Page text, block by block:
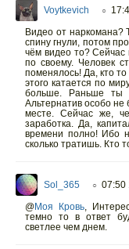
Voytkevich ○
Видео от наркомана?
спину гнули, потом
чём видео то?
по своему. Человек
поменялось! Да, кто
этого катается по
больше. Раньше ты
Альтернатив особо
месте. Сейчас же,
заработка. Да,
времени полно! Ибо
сколько тратишь. Кто
Sol_365 ○ 07:50
@Моя Кровь,
темно то в ответ
светлее чем днем.